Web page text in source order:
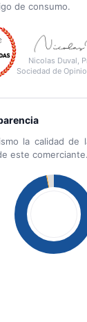
de consumo.
Nicolas Duval,
Sociedad de
la calidad de
este comerciante.